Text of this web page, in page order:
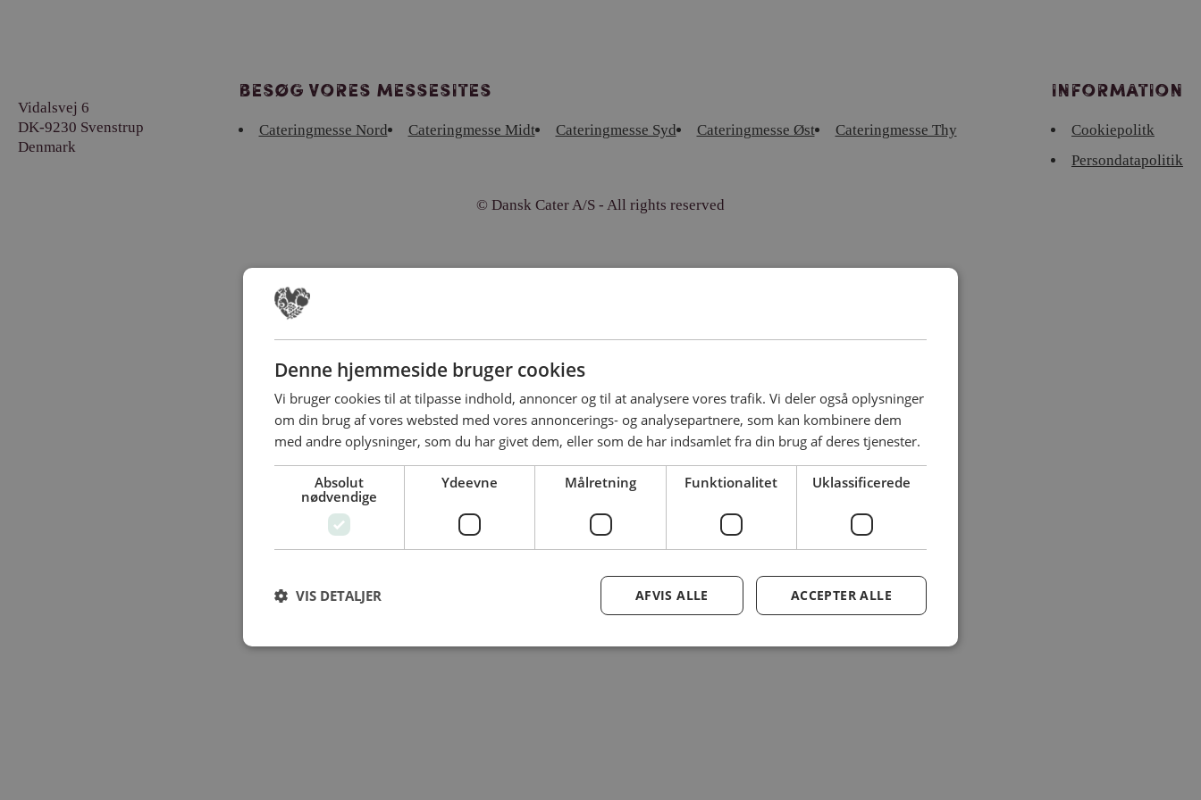
Vidalsvej 6
DK-9230 Svenstrup
Denmark
Besøg vores messesites
Cateringmesse Nord Cateringmesse Midt Cateringmesse Syd Cateringmesse Øst Cateringmesse Thy
Information
Cookiepolitk
Persondatapolitik
© Dansk Cater A/S - All rights reserved
Denne hjemmeside bruger cookies
Vi bruger cookies til at tilpasse indhold, annoncer og til at analysere vores trafik. Vi deler også oplysninger
om din brug af vores websted med vores annoncerings- og analysepartnere, som kan kombinere dem
med andre oplysninger, som du har givet dem, eller som de har indsamlet fra din brug af deres tjenester.
Absolut
nødvendige
Ydeevne Målretning Funktionalitet Uklassificerede
ACCEPTER ALLE
AFVIS ALLE
VIS DETALJER